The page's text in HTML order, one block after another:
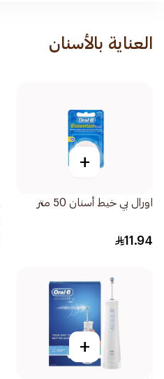
العناية بالأسنان
+
اورال بي خيط أسنان 50 متر
11.94
+